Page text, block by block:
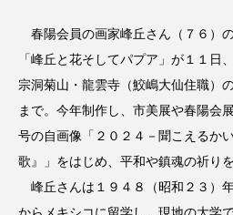
春陽会員の画家峰丘さん（７６）
「峰丘と花そしてパプア」が１１日
宗洞菊山・龍雲寺（鮫嶋大仙住職）
まで。今年制作し、市美展や春陽会
号の自画像「２０２４－聞こえる
歌』」をはじめ、平和や鎮魂の祈り
峰丘さんは１９４８（昭和２３）
からメキシコに留学し、現地の大学